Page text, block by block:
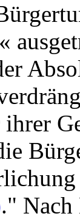
." Nach